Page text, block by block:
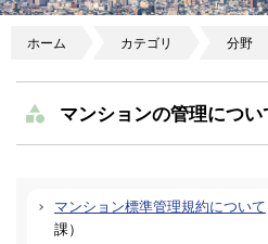
ホーム カテゴリ 分野
マンションの管理につい
マンション標準管理規約について
課）